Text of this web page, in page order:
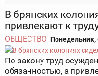
В брянских
привлекают к
ОБЩЕСТВО Понедельник,
По закону труд
обязанностью, а